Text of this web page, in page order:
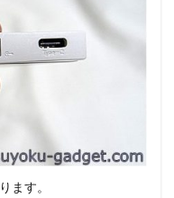
ます。